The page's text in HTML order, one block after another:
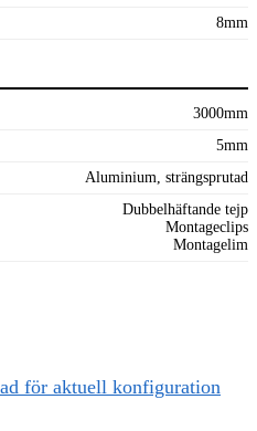
8mm
3000mm
5mm
Aluminium, strängsprutad
Dubbelhäftande tejp
Montageclips
Montagelim
för aktuell konfiguration